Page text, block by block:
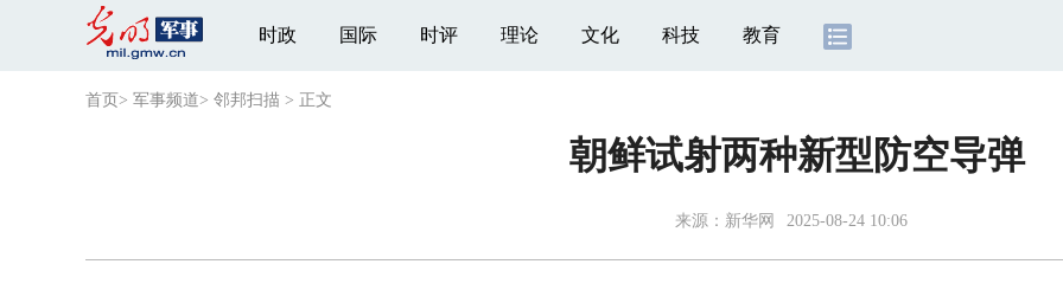
时政 国际 时评 理论 文化 科技 教育
首页 > 军事频道> 邻邦扫描 > 正文
朝鲜试射两种新型防空导弹
来源： 新华网 2025-08-24 10:06